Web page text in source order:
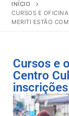
INÍCIO
CURSOS E
MERITI ESTÃO
Cursos e
Centro